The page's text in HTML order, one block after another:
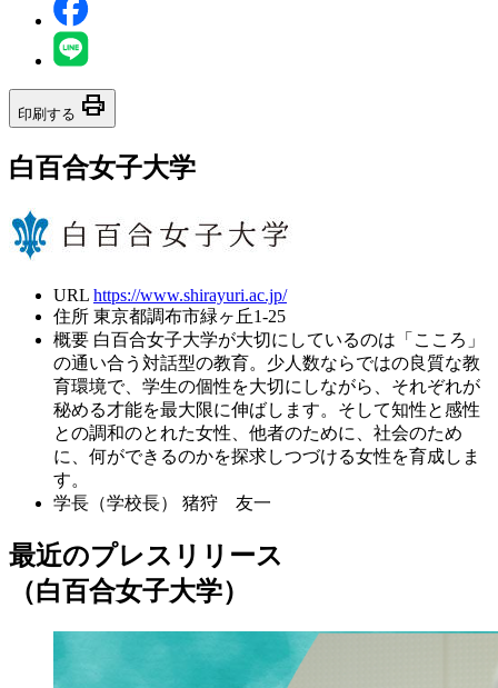
印刷する print
白百合女子大学
URL https://www.shirayuri.ac.jp/
住所 東京都調布市緑ヶ丘1-25
概要 白百合女子大学が大切にしているのは「こころ」
の通い合う対話型の教育。少人数ならではの良質な教
育環境で、学生の個性を大切にしながら、それぞれが
秘める才能を最大限に伸ばします。そして知性と感性
との調和のとれた女性、他者のために、社会のため
に、何ができるのかを探求しつづける女性を育成しま
す。
学長（学校長）
猪狩 友一
最近のプレスリリース
（白百合女子大学）